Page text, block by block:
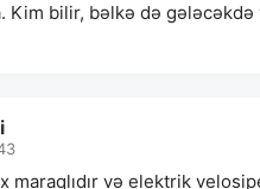
Kim bilir, bəlkə də
maraqlıdır və elektrik